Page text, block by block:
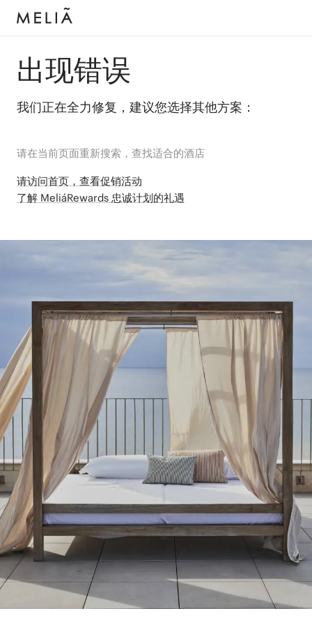
出现错误
我们正在全力修复，建议您选择其他方案：
请在当前页面重新搜索，查找适合的酒店
请访问首页，查看促销活动
了解 MeliáRewards 忠诚计划的礼遇